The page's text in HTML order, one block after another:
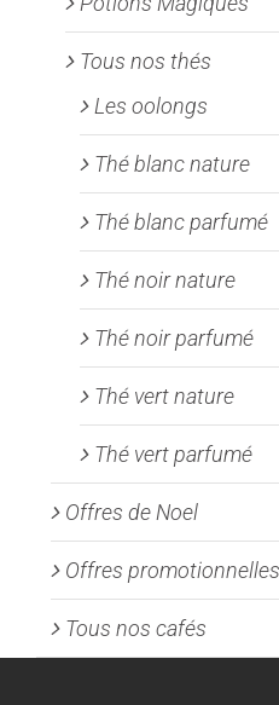
Tous nos thés
Les oolongs
Thé blanc nature
Thé blanc parfumé
Thé noir nature
Thé noir parfumé
Thé vert nature
Thé vert parfumé
Offres de Noel
Offres promotionnelles
Tous nos cafés